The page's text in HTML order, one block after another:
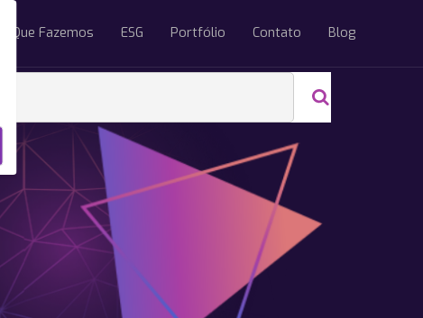
O Que Fazemos ESG Portfólio Contato Blog